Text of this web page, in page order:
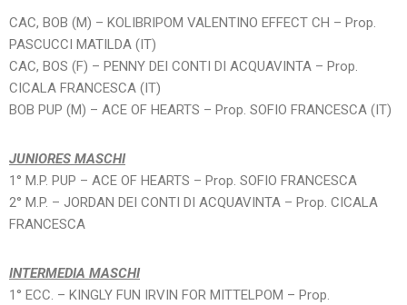
CAC, BOB (M) – KOLIBRIPOM VALENTINO EFFECT CH – Prop.
PASCUCCI MATILDA (IT)
CAC, BOS (F) – PENNY DEI CONTI DI ACQUAVINTA – Prop.
CICALA FRANCESCA (IT)
BOB PUP (M) – ACE OF HEARTS – Prop. SOFIO FRANCESCA (IT)
JUNIORES MASCHI
1° M.P. PUP – ACE OF HEARTS – Prop. SOFIO FRANCESCA
2° M.P. – JORDAN DEI CONTI DI ACQUAVINTA – Prop. CICALA
FRANCESCA
INTERMEDIA MASCHI
1° ECC. – KINGLY FUN IRVIN FOR MITTELPOM – Prop.